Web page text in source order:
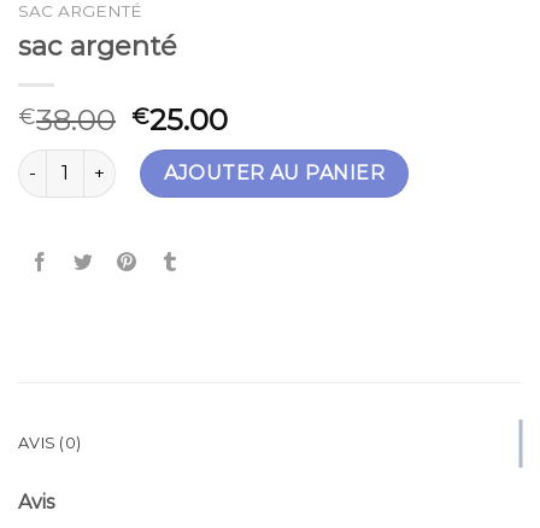
SAC ARGENTÉ
sac argenté
€38.00 €25.00
quantité de sac argentéAJOUTER AU PANIER
AVIS (0)
Avis